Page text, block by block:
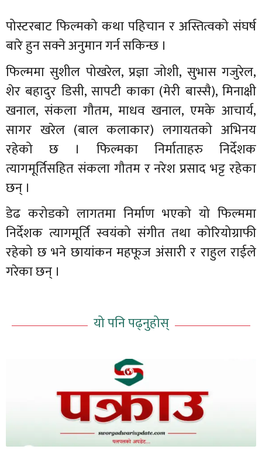
पोस्टरबाट फिल्मको कथा पहिचान र अस्तित्वको संघर्ष
बारे हुन सक्ने अनुमान गर्न सकिन्छ ।
फिल्ममा सुशील पोखरेल, प्रज्ञा जोशी, सुभास गजुरेल,
शेर बहादुर डिसी, सापटी काका (मेरी बास्सै), मिनाक्षी
खनाल, संकला गौतम, माधव खनाल, एमके आचार्य,
सागर खरेल (बाल कलाकार) लगायतको अभिनय
रहेको छ । फिल्मका निर्माताहरु निर्देशक
त्यागमूर्तिसहित संकला गौतम र नरेश प्रसाद भट्ट रहेका
छन् ।
डेढ करोडको लागतमा निर्माण भएको यो फिल्ममा
निर्देशक त्यागमूर्ति स्वयंको संगीत तथा कोरियोग्राफी
रहेको छ भने छायांकन महफूज अंसारी र राहुल राईले
गरेका छन् ।
यो पनि पढ्नुहोस्